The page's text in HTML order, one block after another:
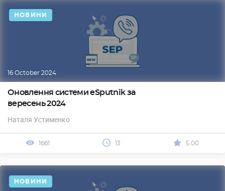
НОВИНИ
16 October 2024
Оновлення системи eSputnik за
вересень 2024
Наталя Устименко
1661 13 5.00
НОВИНИ